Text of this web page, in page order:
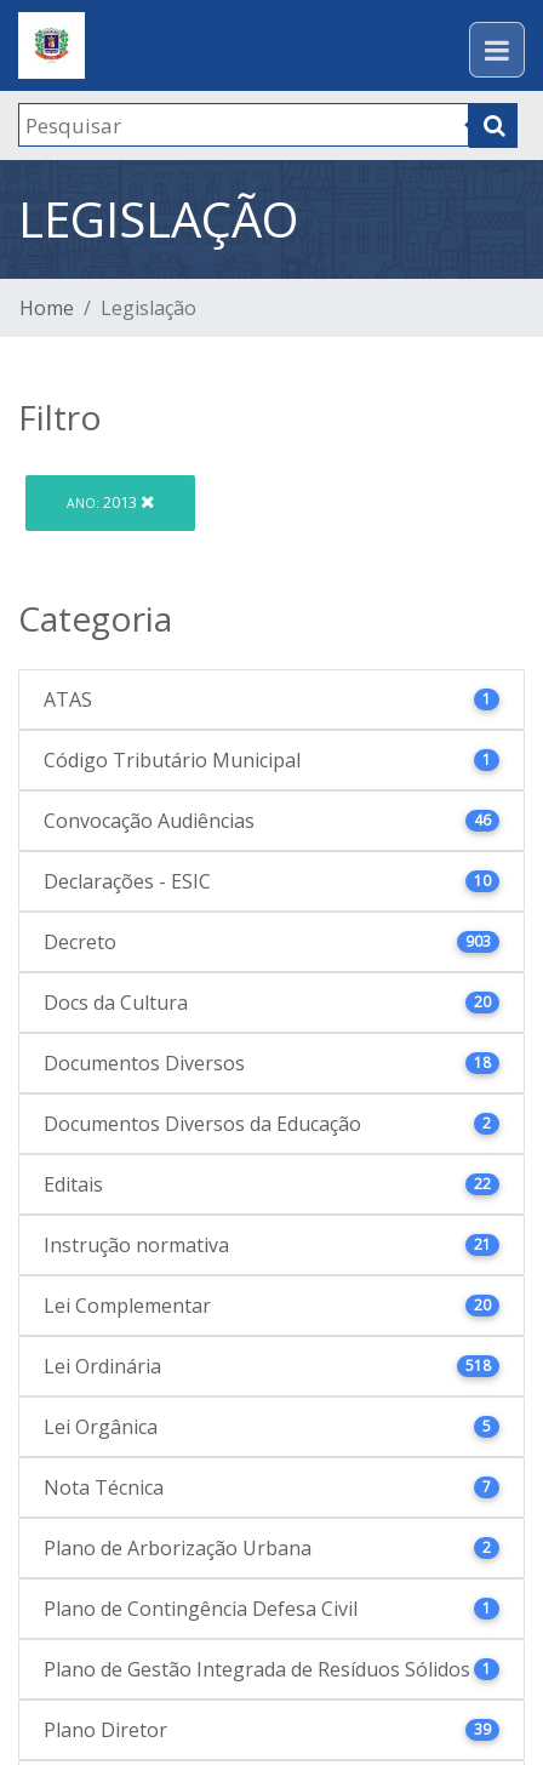
LEGISLAÇÃO
Home Legislação
Filtro
ANO: 2013
Categoria
ATAS 1
Código Tributário Municipal 1
Convocação Audiências 46
Declarações - ESIC 10
Decreto 903
Docs da Cultura 20
Documentos Diversos 18
Documentos Diversos da Educação 2
Editais 22
Instrução normativa 21
Lei Complementar 20
Lei Ordinária 518
Lei Orgânica 5
Nota Técnica 7
Plano de Arborização Urbana 2
Plano de Contingência Defesa Civil 1
Plano de Gestão Integrada de Resíduos Sólidos 1
Plano Diretor 39